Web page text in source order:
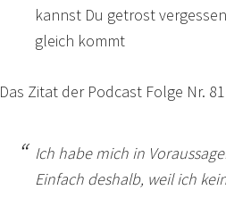
kannst Du getrost
gleich kommt
Das Zitat der Podcast Folge Nr.
Ich habe mich in
Einfach deshalb, weil ich